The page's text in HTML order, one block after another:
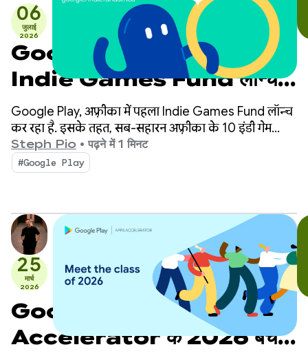
06
जुलाई
2026
Google Play ने अफ़्रीका में,
Indie Games Fund लॉन्च
किया
Google Play, अफ़्रीका में पहला Indie Games Fund लॉन्च
कर रहा है. इसके तहत, सब-सहारन अफ़्रीका के 10 इंडी गेम
स्टूडियो को 10 लाख डॉलर का निवेश दिया जाएगा.
Steph Pio • पढ़ने में 1 मिनट
#Google Play
25
मार्च
2026
Google Play Apps
Accelerator के 2026 बैच